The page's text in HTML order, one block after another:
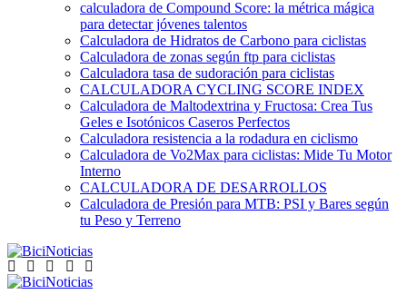
calculadora de Compound Score: la métrica mágica
para detectar jóvenes talentos
Calculadora de Hidratos de Carbono para ciclistas
Calculadora de zonas según ftp para ciclistas
Calculadora tasa de sudoración para ciclistas
CALCULADORA CYCLING SCORE INDEX
Calculadora de Maltodextrina y Fructosa: Crea Tus
Geles e Isotónicos Caseros Perfectos
Calculadora resistencia a la rodadura en ciclismo
Calculadora de Vo2Max para ciclistas: Mide Tu Motor
Interno
CALCULADORA DE DESARROLLOS
Calculadora de Presión para MTB: PSI y Bares según
tu Peso y Terreno